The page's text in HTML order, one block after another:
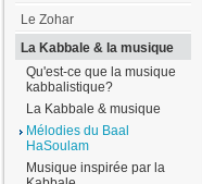
Le Zohar
La Kabbale & la musique
Qu'est-ce que la musique
kabbalistique?
La Kabbale & musique
Mélodies du Baal
HaSoulam
Musique inspirée par la